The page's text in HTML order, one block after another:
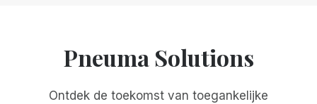
BLINDEN!
Pneuma Solutions
Ontdek de toekomst van toegankelijke